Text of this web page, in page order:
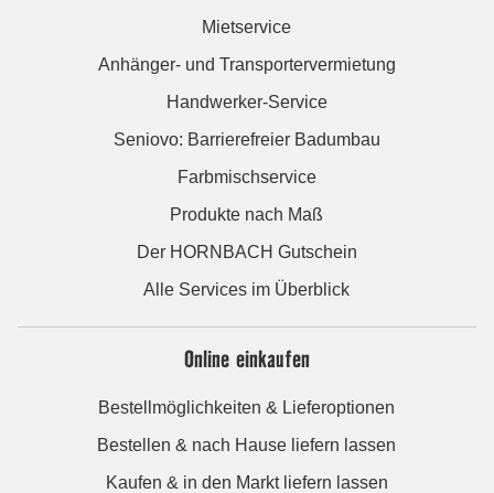
Mietservice
Anhänger- und Transportervermietung
Handwerker-Service
Seniovo: Barrierefreier Badumbau
Farbmischservice
Produkte nach Maß
Der HORNBACH Gutschein
Alle Services im Überblick
Online einkaufen
Bestellmöglichkeiten & Lieferoptionen
Bestellen & nach Hause liefern lassen
Kaufen & in den Markt liefern lassen